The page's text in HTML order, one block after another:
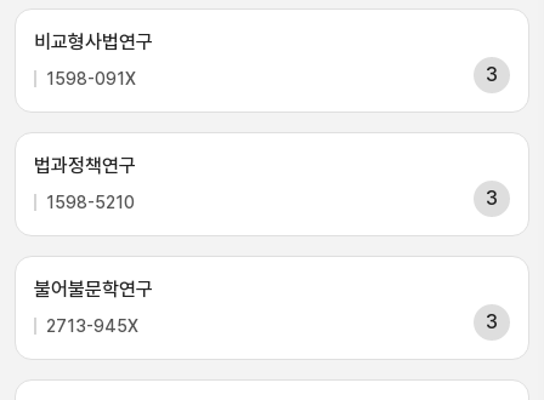
비교형사법연구
1598-091X 3
법과정책연구
1598-5210 3
불어불문학연구
2713-945X 3